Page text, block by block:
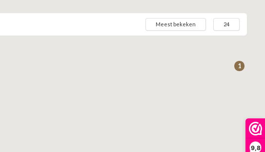
9,8
Meest bekeken 24
1